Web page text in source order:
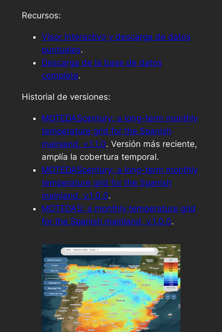
Recursos:
Visor interactivo y descarga de datos
puntuales.
Descarga de la base de datos
completa.
Historial de versiones:
MOTEDAScentury: a long-term monthly
temperature grid for the Spanish
mainland, v.1.1.0. Versión más reciente,
amplía la cobertura temporal.
MOTEDAScentury: a long-term monthly
temperature grid for the Spanish
mainland, v.1.0.0.
MOTEDAS: a monthly temperature grid
for the Spanish mainland, v.1.0.0.